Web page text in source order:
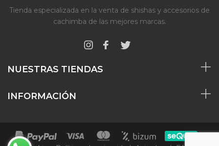
Tienda especializada en la venta de shishas y accesorios de
cachimba de las mejores marcas.
NUESTRAS TIENDAS
INFORMACIÓN